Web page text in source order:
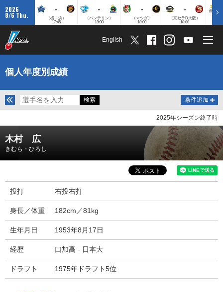
2026
8/6 Thu.
-
（横 浜）
17:45
-
（バンテリン）
18:00
-
（マツダ）
18:00
-
（京セラD大阪）
18:00
English
個人年度別成績
条件追加
2025年シーズン終了時
木村 広
きむら・ひろし
投打 右投右打
身長／体重 182cm／81kg
生年月日 1953年8月17日
経歴 口加高 - 日本大
ドラフト 1975年ドラフト5位